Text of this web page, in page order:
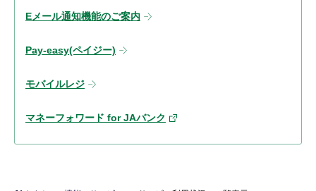
Eメール通知機能のご案内
Pay-easy(ペイジー)
モバイルレジ
マネーフォワード for JAバンク